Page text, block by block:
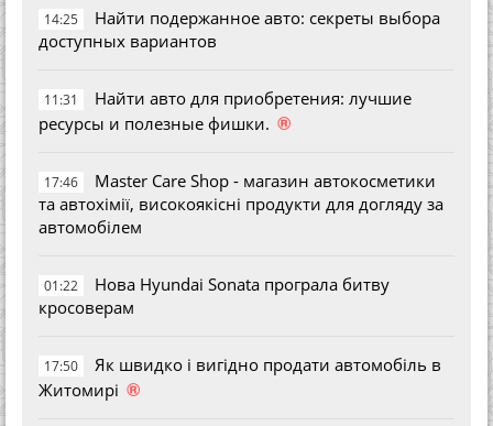
14:25
Найти подержанное авто: секреты выбора
доступных вариантов
11:31
Найти авто для приобретения: лучшие
ресурсы и полезные фишки. ®
17:46
Master Care Shop - магазин автокосметики
та автохімії, високоякісні продукти для догляду за
автомобілем
01:22
Нова Hyundai Sonata програла битву
кросоверам
17:50
Як швидко і вигідно продати автомобіль в
Житомирі ®